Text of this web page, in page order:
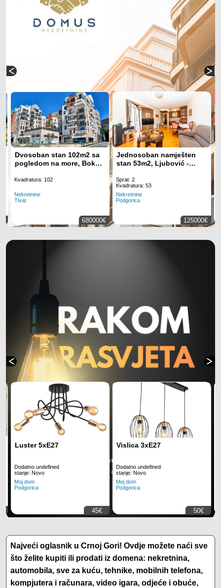
Dvosoban stan 102m2 sa
pogledom na more, Boka
Kvadratura: 102
Nekretnine
Tivat
680000€
Jednosoban namješten
stan 53m2, Ljubović -
Sprat: 2
Kvadratura: 53
Nekretnine
Podgorica
125000€
Luster 5xE27
Dodatno undefined
stanje: Novo
Moj dom
Podgorica
45€
Vislica 3xE27
Dodatno undefined
stanje: Novo
Moj dom
Podgorica
50€
Najveći oglasnik u Crnoj Gori! Ovdje možete naći sve
što želite kupiti ili prodati iz domena: nekretnina,
automobila, sve za kuću, tehnike, mobilnih telefona,
kompjutera i računara, video igara, odjeće i obuće,